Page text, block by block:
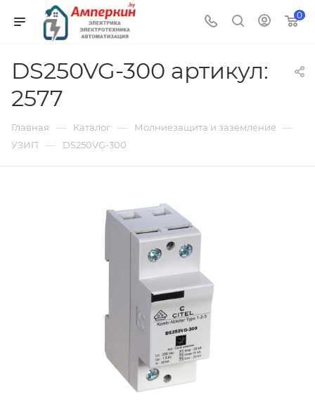
0
DS250VG-300 артикул:
2577
Главная — Каталог — Молниезащита и заземление —
УЗИП — DS250VG-300